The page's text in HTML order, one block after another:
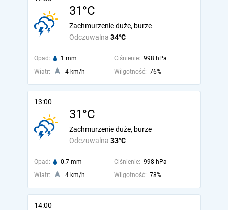
31°C
Odczuwalna 34°C
Zachmurzenie duże, burze
Opad: 1 mm Ciśnienie: 998 hPa
Wiatr:
4 km/h Wilgotność: 76%
13:00
31°C
Odczuwalna 33°C
Zachmurzenie duże, burze
Opad: 0.7 mm Ciśnienie: 998 hPa
Wiatr:
4 km/h Wilgotność: 78%
14:00